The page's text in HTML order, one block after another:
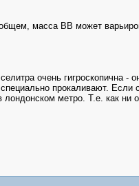
масса ВВ может
очень гигроскопична -
прокаливают. Если
метро. Т.е. как ни